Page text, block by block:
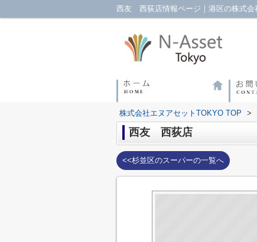
西友 西荻店情報ページ｜港区の株式会
株式会社エヌアセットTOKYO TOP >
西友 西荻店
<<杉並区のスーパーの一覧へ